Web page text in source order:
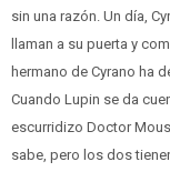
sin una razón. Un día,
llaman a su puerta y
hermano de Cyrano ha
Cuando Lupin se da
escurridizo Doctor
sabe, pero los dos